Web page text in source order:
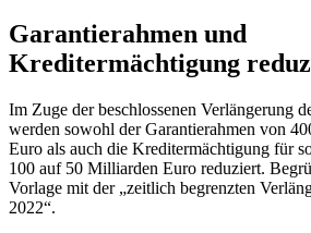
Garantierahmen und
Kreditermächtigung
Im Zuge der beschlossenen Verlängerung
werden sowohl der Garantierahmen von
Euro als auch die Kreditermächtigung für
100 auf 50 Milliarden Euro reduziert.
Vorlage mit der „zeitlich begrenzten
2022“.